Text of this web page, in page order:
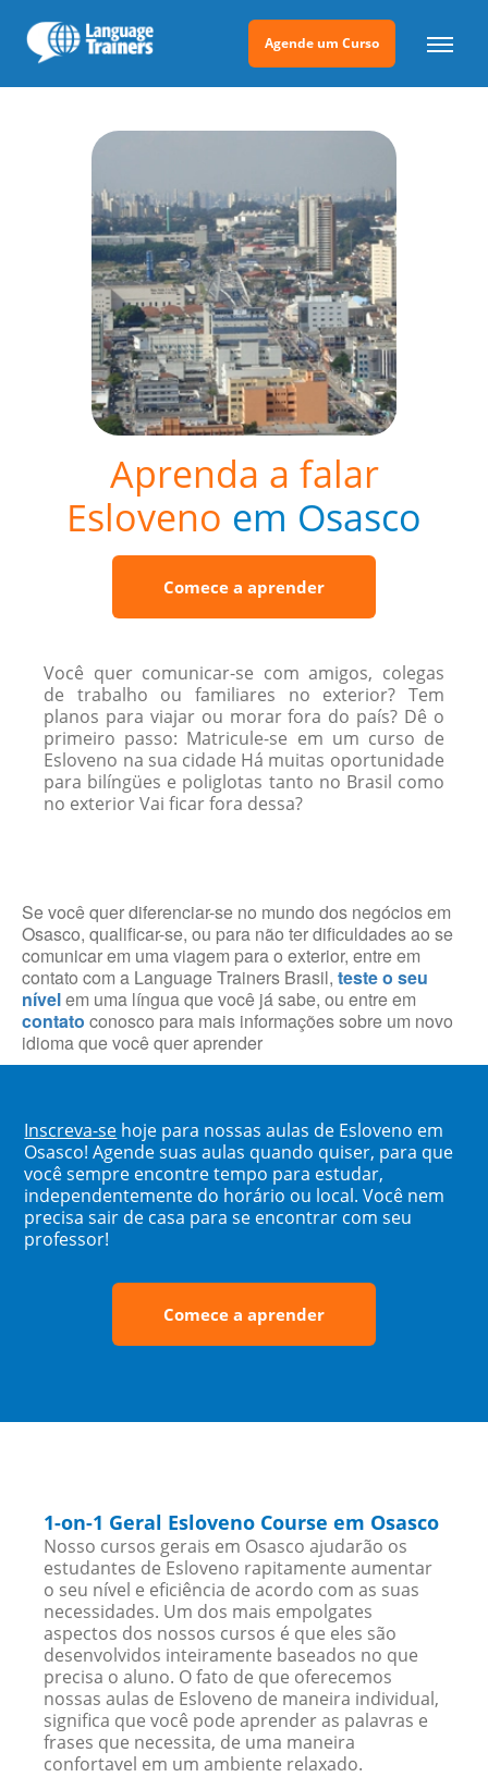
Agende um Curso
Aprenda a falar
Esloveno em Osasco
Comece a aprender
Você quer comunicar-se com amigos, colegas
de trabalho ou familiares no exterior? Tem
planos para viajar ou morar fora do país? Dê o
primeiro passo: Matricule-se em um curso de
Esloveno na sua cidade Há muitas oportunidade
para bilíngües e poliglotas tanto no Brasil como
no exterior Vai ficar fora dessa?
Se você quer diferenciar-se no mundo dos negócios em
Osasco, qualificar-se, ou para não ter dificuldades ao se
comunicar em uma viagem para o exterior, entre em
contato com a Language Trainers Brasil, teste o seu
nívelem uma língua que você já sabe, ou entre em
contato conosco para mais informações sobre um novo
idioma que você quer aprender
Inscreva-se hoje para nossas aulas de Esloveno em
Osasco! Agende suas aulas quando quiser, para que
você sempre encontre tempo para estudar,
independentemente do horário ou local. Você nem
precisa sair de casa para se encontrar com seu
professor!
Comece a aprender
1-on-1 Geral Esloveno Course em Osasco
Nosso cursos gerais em Osasco ajudarão os
estudantes de Esloveno rapitamente aumentar
o seu nível e eficiência de acordo com as suas
necessidades. Um dos mais empolgates
aspectos dos nossos cursos é que eles são
desenvolvidos inteiramente baseados no que
precisa o aluno. O fato de que oferecemos
nossas aulas de Esloveno de maneira individual,
significa que você pode aprender as palavras e
frases que necessita, de uma maneira
confortavel em um ambiente relaxado.